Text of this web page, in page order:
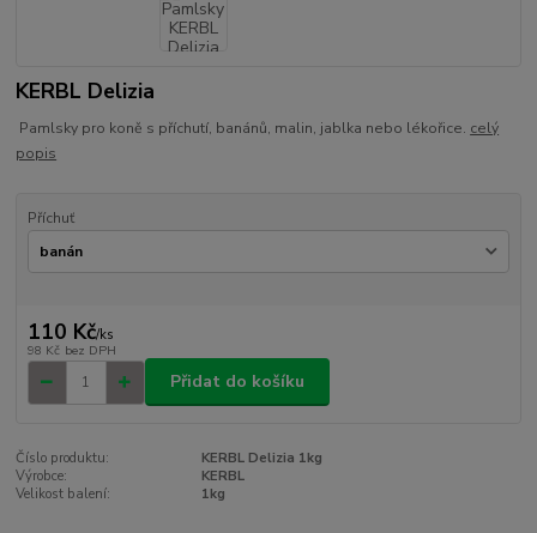
KERBL Delizia
Pamlsky pro koně s příchutí, banánů, malin, jablka nebo lékořice. celý
popis
Příchuť
110 Kč/ks
98 Kč bez DPH
Přidat do košíku
Číslo produktu:
KERBL Delizia 1kg
Výrobce:
KERBL
Velikost balení:
1kg